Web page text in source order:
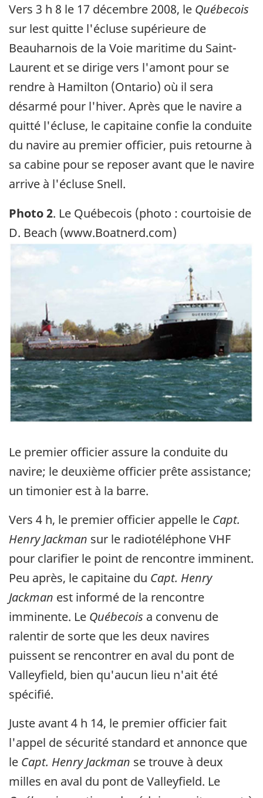
Vers 3 h 8 le 17 décembre 2008, le Québecois
sur lest quitte l'écluse supérieure de
Beauharnois de la Voie maritime du Saint-
Laurent et se dirige vers l'amont pour se
rendre à Hamilton (Ontario) où il sera
désarmé pour l'hiver. Après que le navire a
quitté l'écluse, le capitaine confie la conduite
du navire au premier officier, puis retourne à
sa cabine pour se reposer avant que le navire
arrive à l'écluse Snell.
Photo 2. Le Québecois (photo : courtoisie de
D. Beach (www.Boatnerd.com)
Image
Le premier officier assure la conduite du
navire; le deuxième officier prête assistance;
un timonier est à la barre.
Vers 4 h, le premier officier appelle le Capt.
Henry Jackman sur le radiotéléphone VHF
pour clarifier le point de rencontre imminent.
Peu après, le capitaine du Capt. Henry
Jackman est informé de la rencontre
imminente. Le Québecois a convenu de
ralentir de sorte que les deux navires
puissent se rencontrer en aval du pont de
Valleyfield, bien qu'aucun lieu n'ait été
spécifié.
Juste avant 4 h 14, le premier officier fait
l'appel de sécurité standard et annonce que
le Capt. Henry Jackman se trouve à deux
milles en aval du pont de Valleyfield. Le